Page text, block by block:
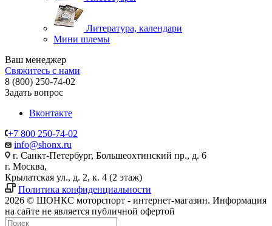
Литература, календари
Мини шлемы
Ваш менеджер
Свяжитесь с нами
8 (800) 250-74-02
Задать вопрос
Вконтакте
+7 800 250-74-02
info@shonx.ru
г. Санкт-Петербург, Большеохтинский пр., д. 6
г. Москва,
Крылатская ул., д. 2, к. 4 (2 этаж)
Политика конфиденциальности
2026 © ШОНКС моторспорт - интернет-магазин. Информация
на сайте не является публичной офертой